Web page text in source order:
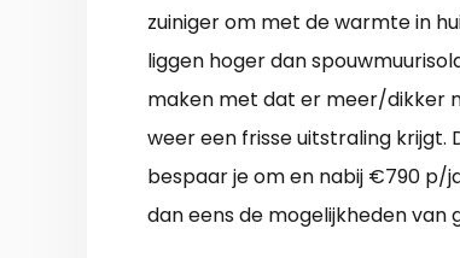
zuiniger om met de warmte in
liggen hoger dan
maken met dat er meer/dikker
weer een frisse uitstraling krijgt.
bespaar je om en nabij €790 p/
dan eens de mogelijkheden